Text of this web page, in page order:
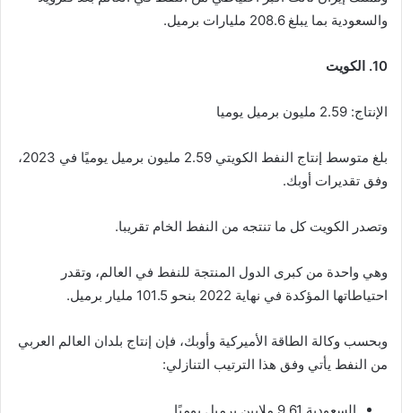
والسعودية بما يبلغ 208.6 مليارات برميل.
10. الكويت
الإنتاج: 2.59 مليون برميل يوميا
بلغ متوسط إنتاج النفط الكويتي 2.59 مليون برميل يوميًا في 2023،
وفق تقديرات أوبك.
وتصدر الكويت كل ما تنتجه من النفط الخام تقريبا.
وهي واحدة من كبرى الدول المنتجة للنفط في العالم، وتقدر
احتياطاتها المؤكدة في نهاية 2022 بنحو 101.5 مليار برميل.
وبحسب وكالة الطاقة الأميركية وأوبك، فإن إنتاج بلدان العالم العربي
من النفط يأتي وفق هذا الترتيب التنازلي:
السعودية 9.61 ملايين برميل يوميًا.